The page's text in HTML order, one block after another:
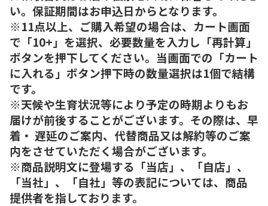
い。保証期間はお申込日からとなります。
※11点以上、ご購入希望の場合は、カート画面
で「10+」を選択、必要数量を入力し「再計算」
ボタンを押下してください。当画面での「カート
に入れる」ボタン押下時の数量選択は1個で結構
です。
※天候や生育状況等により予定の時期よりもお
届けが前後することがございます。その際は、早
着・ 遅延のご案内、代替商品又は解約等のご案
内をさせていただく場合がございます。
※商品説明文に登場する「当店」、「自店」、
「当社」、「自社」等の表記については、商品
提供者を指しております。